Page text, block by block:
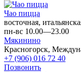
Чао пицца
восточная,
пн-вс 10.00—23.00
Мякинино
Красногорск,
+7 (906) 016 72 40
Позвонить